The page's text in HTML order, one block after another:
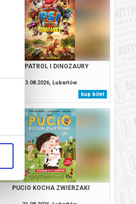
PSI PATROL I DINOZAURY
13.08.2026, Lubartów
kup bilet
PUCIO KOCHA ZWIERZAKI